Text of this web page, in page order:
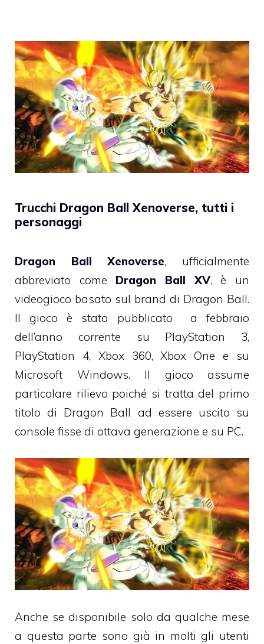
Trucchi Dragon Ball Xenoverse, tutti i
personaggi
Dragon Ball Xenoverse, ufficialmente
abbreviato come Dragon Ball XV, è un
videogioco basato sul brand di Dragon Ball.
Il gioco è stato pubblicato a febbraio
dell’anno corrente su PlayStation 3,
PlayStation 4, Xbox 360, Xbox One e su
Microsoft Windows. Il gioco assume
particolare rilievo poiché si tratta del primo
titolo di Dragon Ball ad essere uscito su
console fisse di ottava generazione e su PC.
Anche se disponibile solo da qualche mese
a questa parte sono già in molti gli utenti